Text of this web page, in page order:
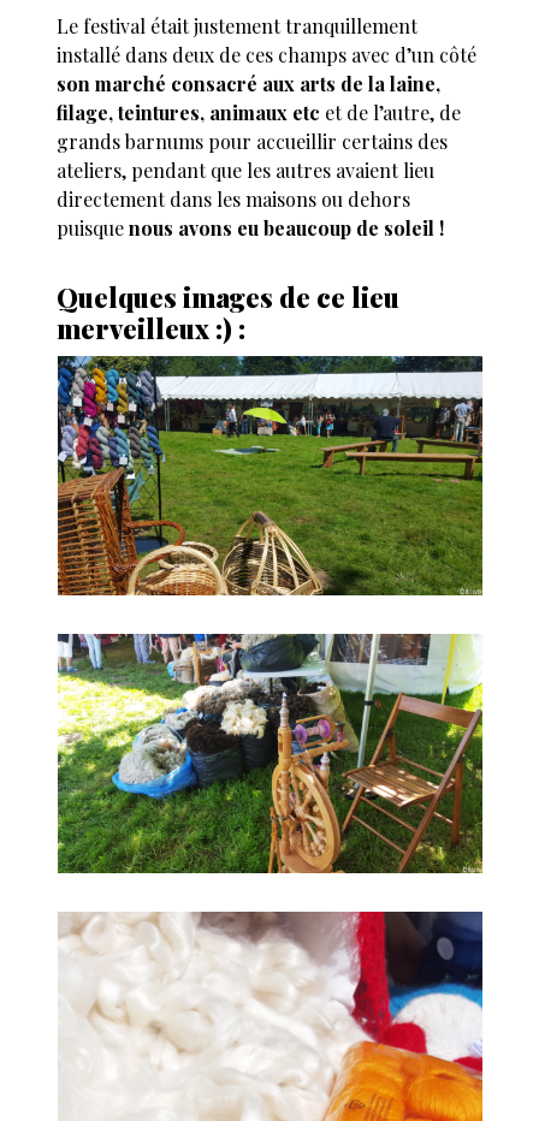
Le festival était justement tranquillement
installé dans deux de ces champs avec d’un côté
son marché consacré aux arts de la laine,
filage, teintures, animaux etc et de l’autre, de
grands barnums pour accueillir certains des
ateliers, pendant que les autres avaient lieu
directement dans les maisons ou dehors
puisquenous avons eu beaucoup de soleil !
Quelques images de ce lieu
merveilleux :) :